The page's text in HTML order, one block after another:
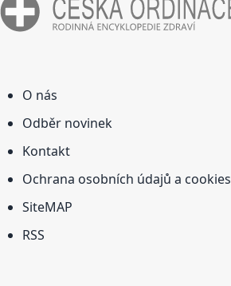
O nás
Odběr novinek
Kontakt
Ochrana osobních údajů a cookies
SiteMAP
RSS